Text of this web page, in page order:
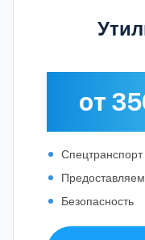
от
Спецтранспорт
Безопасность